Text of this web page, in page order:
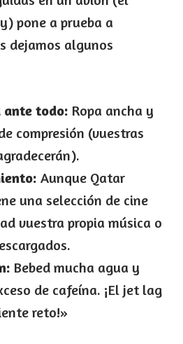
pone a prueba a
dejamos algunos
ante todo: Ropa ancha y
compresión (vuestras
Aunque Qatar
una selección de cine
vuestra propia música o
Bebed mucha agua y
de cafeína. ¡El jet lag
reto!»